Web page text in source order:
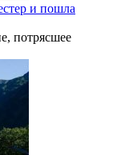
и пошла
потрясшее